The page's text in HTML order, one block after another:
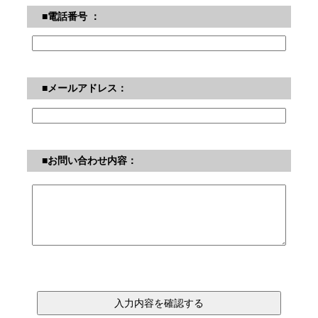
■電話番号 ：
■メールアドレス：
■お問い合わせ内容：
入力内容を確認する